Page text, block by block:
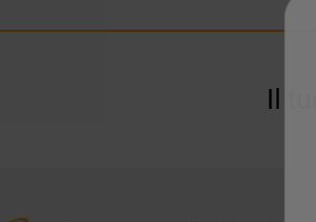
Il